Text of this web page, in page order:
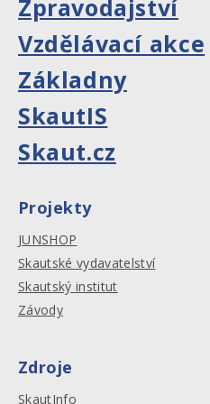
Zpravodajství
Vzdělávací akce
Základny
SkautIS
Skaut.cz
Projekty
JUNSHOP
Skautské vydavatelství
Skautský institut
Závody
Zdroje
SkautInfo